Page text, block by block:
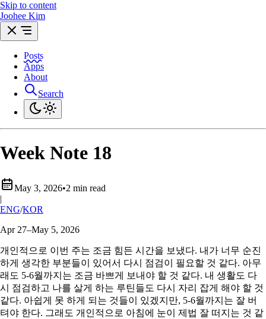
Skip to content
Joohee Kim
Posts
Apps
About
Search
Week Note 18
May 3, 2026•2 min read
|
ENG/KOR
Apr 27–May 5, 2026
개인적으로 이번 주는 조금 힘든 시간을 보냈다. 내가 너무 순진
하게 생각한 부분들이 있어서 다시 점검이 필요할 것 같다. 아무
래도 5-6월까지는 조금 바쁘게 보내야 할 것 같다. 내 생활도 다
시 점검하고 나를 살게 하는 루틴들도 다시 자리 잡게 해야 할 것
같다. 아쉽게 못 하게 되는 것들이 있겠지만, 5-6월까지는 잘 버
텨야 한다. 그래도 개인적으로 아침에 눈이 제법 잘 떠지는 것 같